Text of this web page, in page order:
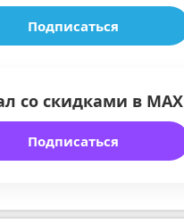
Подписаться
со скидками в MAX
Подписаться